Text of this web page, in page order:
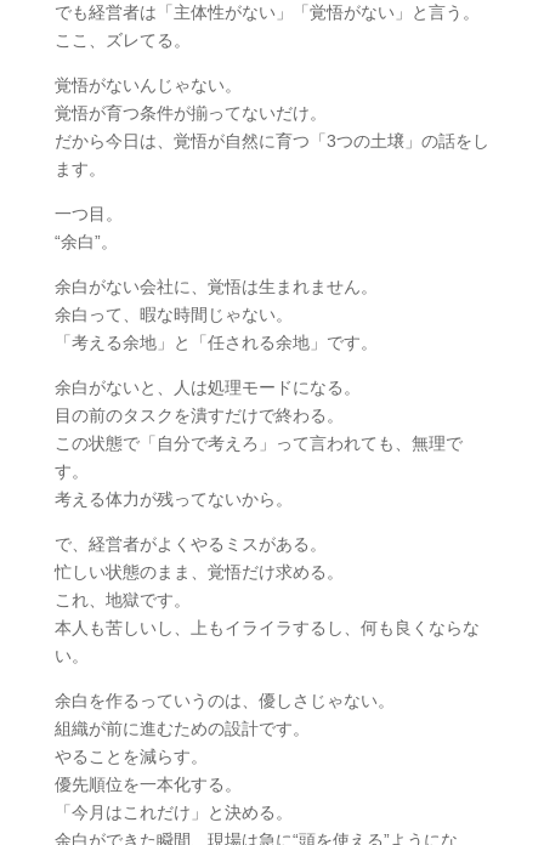
でも経営者は「主体性がない」「覚悟がない」と言う。
ここ、ズレてる。
覚悟がないんじゃない。
覚悟が育つ条件が揃ってないだけ。
だから今日は、覚悟が自然に育つ「3つの土壌」の話をし
ます。
一つ目。
“余白”。
余白がない会社に、覚悟は生まれません。
余白って、暇な時間じゃない。
「考える余地」と「任される余地」です。
余白がないと、人は処理モードになる。
目の前のタスクを潰すだけで終わる。
この状態で「自分で考えろ」って言われても、無理で
す。
考える体力が残ってないから。
で、経営者がよくやるミスがある。
忙しい状態のまま、覚悟だけ求める。
これ、地獄です。
本人も苦しいし、上もイライラするし、何も良くならな
い。
余白を作るっていうのは、優しさじゃない。
組織が前に進むための設計です。
やることを減らす。
優先順位を一本化する。
「今月はこれだけ」と決める。
余白ができた瞬間、現場は急に“頭を使える”ようにな